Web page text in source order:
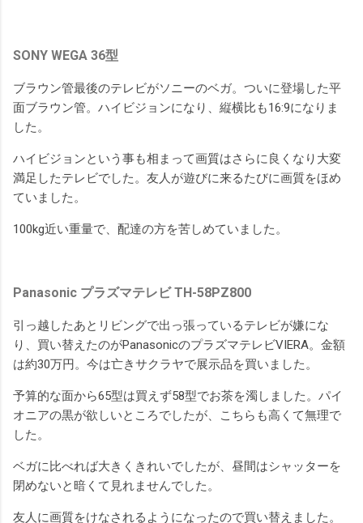
SONY WEGA 36型
ブラウン管最後のテレビがソニーのベガ。ついに登場した平
面ブラウン管。ハイビジョンになり、縦横比も16:9になりま
した。
ハイビジョンという事も相まって画質はさらに良くなり大変
満足したテレビでした。友人が遊びに来るたびに画質をほめ
ていました。
100kg近い重量で、配達の方を苦しめていました。
Panasonic プラズマテレビ TH-58PZ800
引っ越したあとリビングで出っ張っているテレビが嫌にな
り、買い替えたのがPanasonicのプラズマテレビVIERA。金額
は約30万円。今は亡きサクラヤで展示品を買いました。
予算的な面から65型は買えず58型でお茶を濁しました。パイ
オニアの黒が欲しいところでしたが、こちらも高くて無理で
した。
ベガに比べれば大きくきれいでしたが、昼間はシャッターを
閉めないと暗くて見れませんでした。
友人に画質をけなされるようになったので買い替えました。